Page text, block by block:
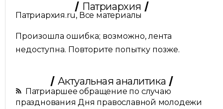
Патриархия
Патриархия.ru, Все материалы
Произошла ошибка; возможно, лента
недоступна. Повторите попытку позже.
Актуальная аналитика
Патриаршее обращение по случаю
празднования Дня православной молодежи